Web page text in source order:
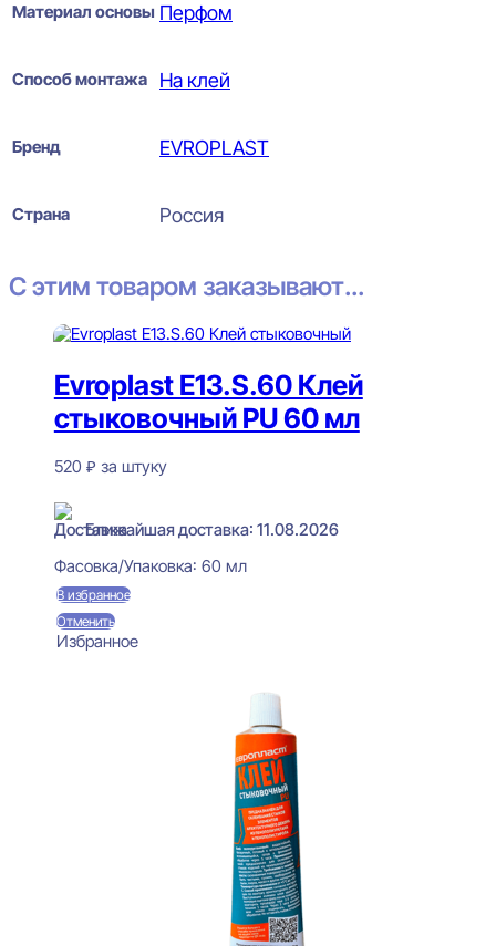
Материал основы Перфом
Способ монтажа На клей
Бренд EVROPLAST
Страна Россия
С этим товаром заказывают...
Evroplast E13.S.60 Клей
стыковочный PU 60 мл
520 ₽ за штуку
Ближайшая доставка: 11.08.2026
Фасовка/Упаковка: 60 мл
В избранное
Отменить
Избранное